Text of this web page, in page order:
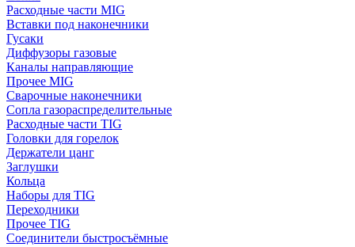
Расходные части MIG
Вставки под наконечники
Гусаки
Диффузоры газовые
Каналы направляющие
Прочее MIG
Сварочные наконечники
Сопла газораспределительные
Расходные части TIG
Головки для горелок
Держатели цанг
Заглушки
Кольца
Наборы для TIG
Переходники
Прочее TIG
Соединители быстросъёмные